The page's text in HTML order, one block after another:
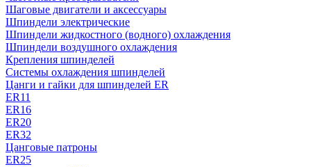
Шаговые двигатели и аксессуары
Шпиндели электрические
Шпиндели жидкостного (водного) охлаждения
Шпиндели воздушного охлаждения
Крепления шпинделей
Системы охлаждения шпинделей
Цанги и гайки для шпинделей ER
ER11
ER16
ER20
ER32
Цанговые патроны
ER25